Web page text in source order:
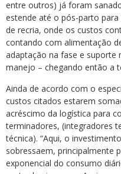
entre outros) já foram
estende até o pós-parto
de recria, onde os custos
contando com alimentação
adaptação na fase e suporte
manejo – chegando então a
Ainda de acordo com o
custos citados estarem
acréscimo da logística para
terminadores, (integradores
técnica). “Aqui, o
sobressaem, principalmente
exponencial do consumo